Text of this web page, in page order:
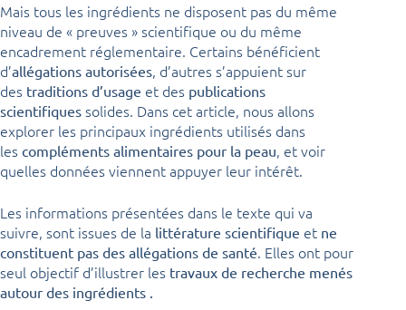
Mais tous les ingrédients ne disposent pas du même
niveau de « preuves » scientifique ou du même
encadrement réglementaire. Certains bénéficient
d’allégations autorisées, d’autres s’appuient sur
des traditions d’usage et des publications
scientifiques solides. Dans cet article, nous allons
explorer les principaux ingrédients utilisés dans
les compléments alimentaires pour la peau, et voir
quelles données viennent appuyer leur intérêt.
Les informations présentées dans le texte qui va
suivre, sont issues de la littérature scientifique et ne
constituent pas des allégations de santé. Elles ont pour
seul objectif d’illustrer les travaux de recherche menés
autour des ingrédients .